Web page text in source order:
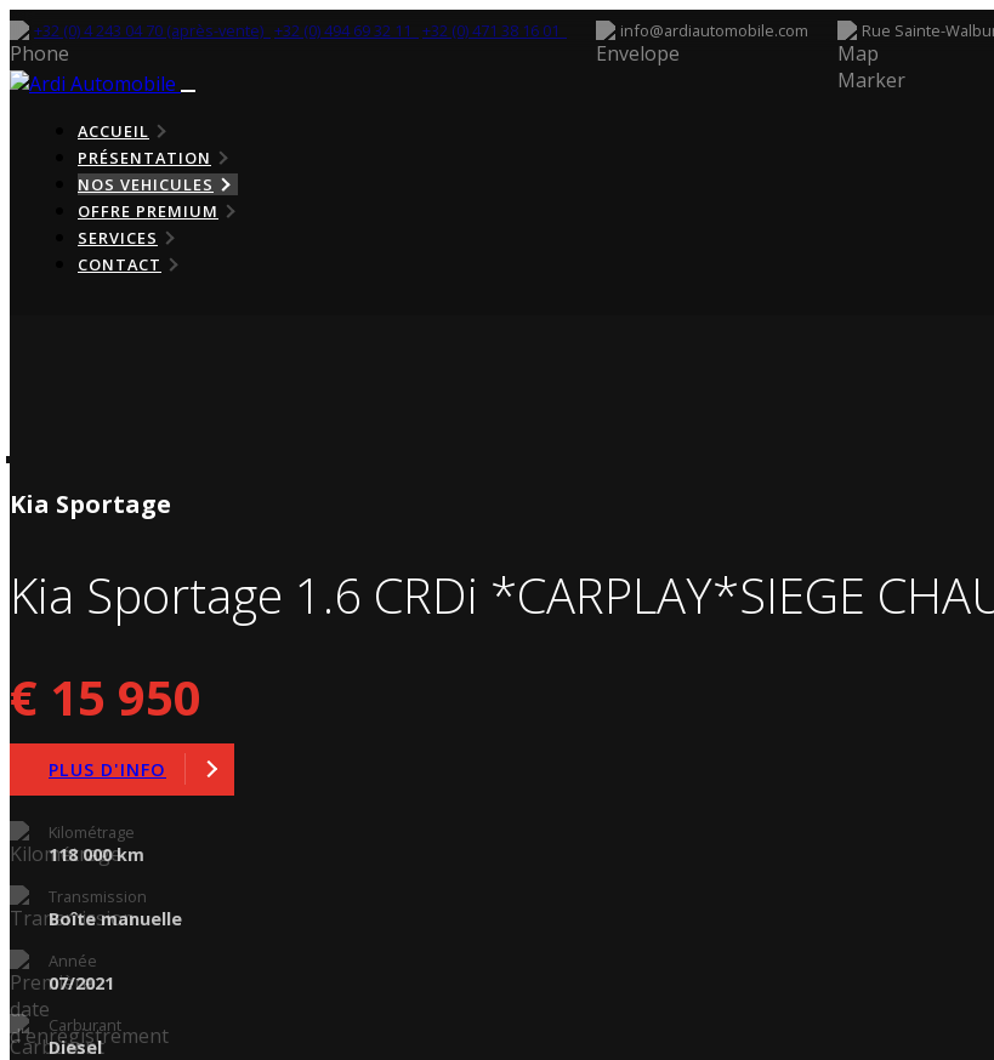
+32 (0) 4 243 04 70 (après-vente) +32 (0) 494 69 32 11 +32 (0) 471 38 16 01 info@ardiautomobile.com Rue Sainte-
ACCUEIL
PRÉSENTATION
NOS VEHICULES
OFFRE PREMIUM
SERVICES
CONTACT
Kia Sportage
Kia Sportage 1.6 CRDi *CARPLAY*SIEGE
€ 15 950
PLUS D'INFO
Kilométrage
118 000 km
Transmission
Boîte manuelle
Année
07/2021
Carburant
Diesel